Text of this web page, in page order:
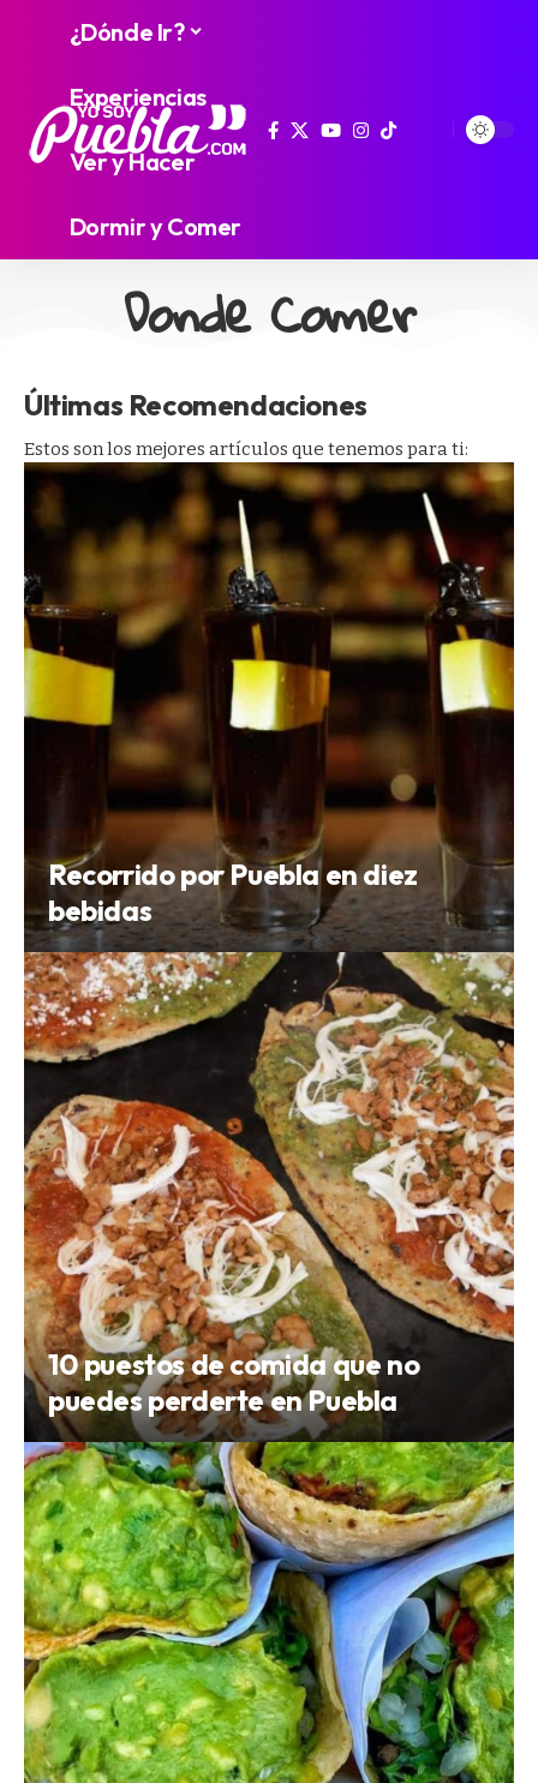
¿Dónde Ir?
Experiencias
Ver y Hacer
Dormir y Comer
Donde Comer
Últimas Recomendaciones
Estos son los mejores artículos que tenemos para ti:
Recorrido por Puebla en diez
bebidas
10 puestos de comida que no
puedes perderte en Puebla